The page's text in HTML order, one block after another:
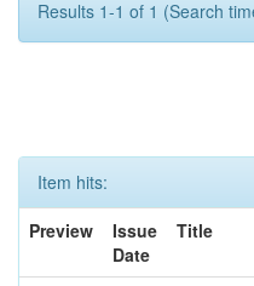
Results 1-1 of 1 (Search
Item hits:
Preview
Issue
Date
Title